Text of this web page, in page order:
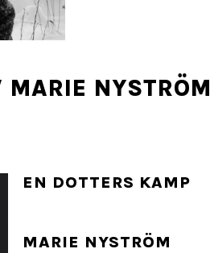
MARIE NYSTRÖM
EN DOTTERS KAMP
MARIE NYSTRÖM